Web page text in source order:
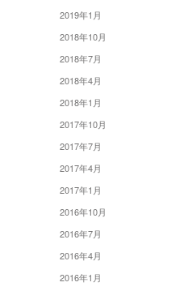
2019年1月
2018年10月
2018年7月
2018年4月
2018年1月
2017年10月
2017年7月
2017年4月
2017年1月
2016年10月
2016年7月
2016年4月
2016年1月